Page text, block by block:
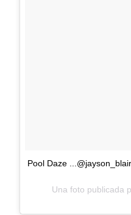
Pool Daze ...@jayson_blair
Una foto publicada